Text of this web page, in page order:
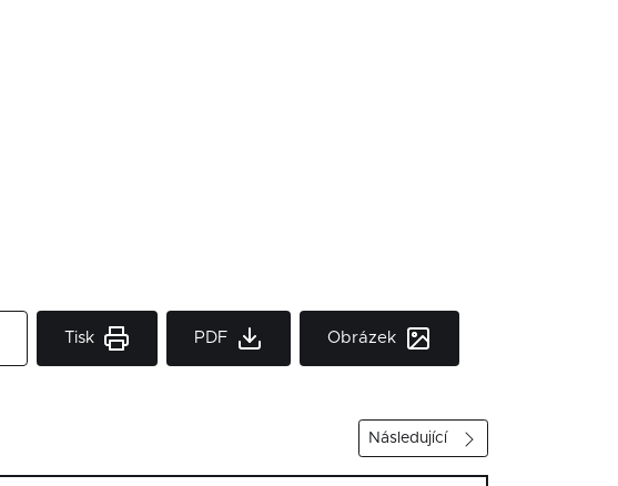
Tisk PDF Obrázek
Následující